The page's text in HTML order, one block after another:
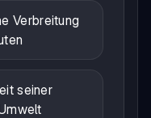
Verbreitung
seiner